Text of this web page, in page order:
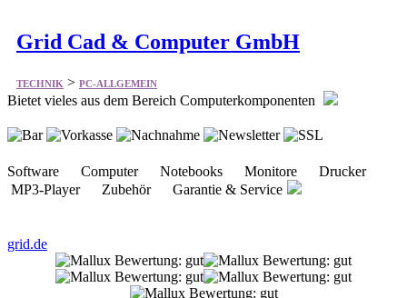
Grid Cad & Computer GmbH
TECHNIK > PC-ALLGEMEIN
Bietet vieles aus dem Bereich Computerkomponenten
Software Computer Notebooks Monitore Drucker
MP3-Player Zubehör Garantie & Service
grid.de